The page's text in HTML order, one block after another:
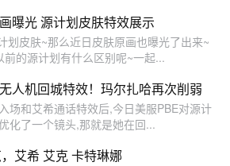
曝光 源计划皮肤特效展示
划皮肤~那么近日皮肤原画也曝光了出来~
的源计划有什么区别呢~一起...
人机回城特效！玛尔扎哈再次削弱
场和艾希通话特效后,今日美服PBE对源计
化了一个镜头,那就是她在回...
艾希 艾克 卡特琳娜